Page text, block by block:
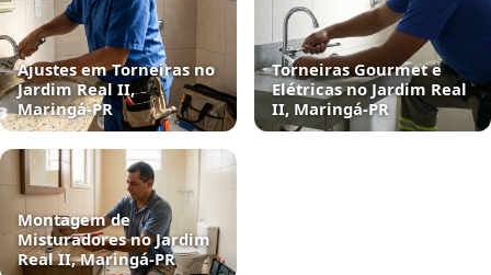
Ajustes em Torneiras no
Jardim Real II,
Maringá‑PR
Torneiras Gourmet e
Elétricas no Jardim Real
II, Maringá‑PR
Montagem de
Misturadores no Jardim
Real II, Maringá‑PR